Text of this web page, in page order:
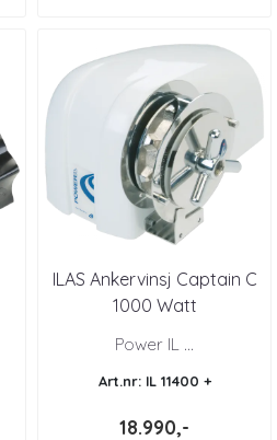
ILAS Ankervinsj Captain C
1000 Watt
Power IL ...
Art.nr: IL 11400 +
18.990,-